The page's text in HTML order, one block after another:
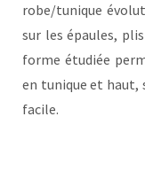
robe/tunique
sur les épaules,
forme étudiée
en tunique et haut,
facile.